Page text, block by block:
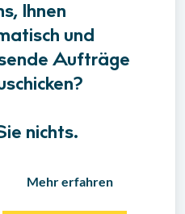
Ihnen
und
Aufträge
nichts.
Mehr erfahren